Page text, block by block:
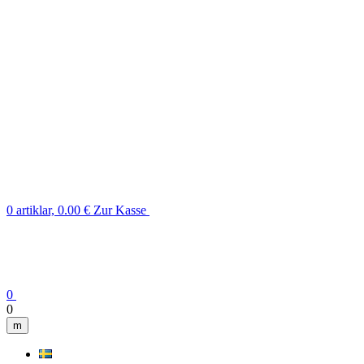
0 artiklar, 0.00 € Zur Kasse
0
0
m